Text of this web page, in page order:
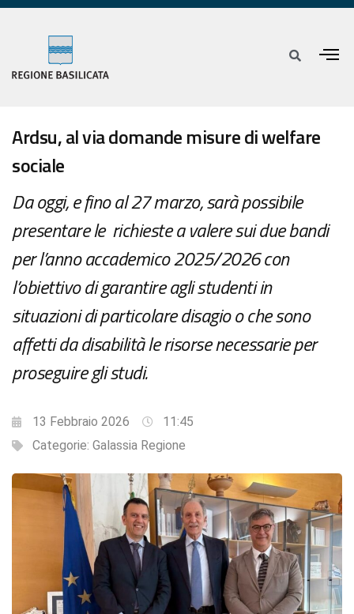
Ardsu, al via domande misure di welfare
sociale
Da oggi, e fino al 27 marzo, sarà possibile
presentare le richieste a valere sui due bandi
per l’anno accademico 2025/2026 con
l’obiettivo di garantire agli studenti in
situazioni di particolare disagio o che sono
affetti da disabilità le risorse necessarie per
proseguire gli studi.
13 Febbraio 2026
11:45
Categorie: Galassia Regione